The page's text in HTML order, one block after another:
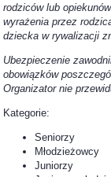
rodziców lub
wyrażenia przez
dziecka w rywalizacji
Ubezpieczenie
obowiązków
Organizator nie
Kategorie:
Seniorzy
Młodzieżowcy
Juniorzy